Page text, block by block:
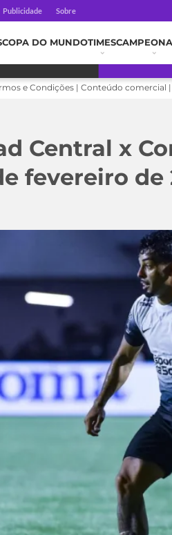
Publicidade Sobre
COPA DO MUNDOTIMES
e Condições | Conteúdo
Central x
fevereiro de